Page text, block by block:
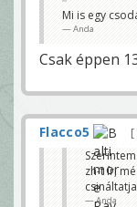
Mi is egy
Anda
Csak éppen
Flacco5
zh-t ír,
Anda